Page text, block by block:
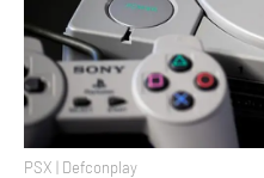
PSX | Defconplay